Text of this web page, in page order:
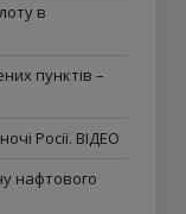
в
пунктів –
Росії. ВІДЕО
нафтового